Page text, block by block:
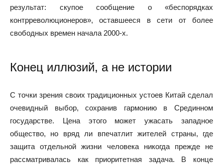
результат: скупое сообщение о «беспорядках
контрреволюционеров», оставшееся в сети от более
свободных времен начала 2000-х.
Конец иллюзий, а не истории
С точки зрения своих традиционных устоев Китай сделал
очевидный выбор, сохранив гармонию в Срединном
государстве. Цена этого может ужасать западное
общество, но вряд ли впечатлит жителей страны, где
защита отдельной жизни человека никогда прежде не
рассматривалась как приоритетная задача. В конце